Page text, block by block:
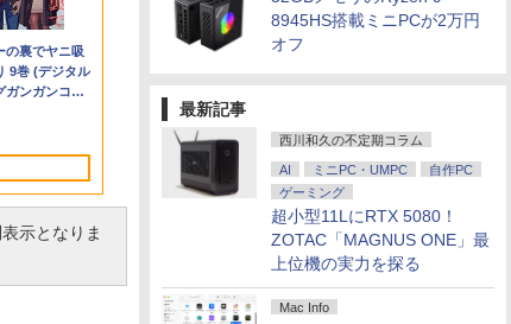
8945HS搭載ミニPCが2万円
オフ
最新記事
西川和久の不定期コラム
AI ミニPC・UMPC
自作PC
ゲーミング
超小型11LにRTX 5080！
ZOTAC「MAGNUS ONE」最
上位機の実力を探る
Mac Info
/ AMD Ryzen
ィックボー
Micro
Inc.
Raven
Vega
【中古
512GB ]選択可/ カメラ/ 無線Wi-Fi6/ Office付き/
Win11【中古ノートパソコン 中古パソコン 中古PC】税込
￥153,780
し
IPSパネル
域 HDR
無段階スタン
電 映像伝送
スピーカー
一接続 パスス
レイ100Hz FHD 1080P VGA
ブルーライト軽減 フリッカ
コントラスト1000:1 チルト
調節可 ビジネス用 【送料無
料】pcモニター (ケーブル
ーレス 24.5型 FullHD ブルー
ライトカット ノングレア
￥11,980 ￥14,478
新刊) 全巻セ
予約]
ィ～ 1-14巻セット （シ
リウスKC） [ 戸野 タ
籍】[ 三嶋 与夢 ]
￥924
ャオミ
8 Lite ワ
イヤホン
リング ANC
生
ーラ やかんの
爽健美茶 ラ
の裏でヤニ吸
9巻 (デジタル
ガンガンコミ
示となりま